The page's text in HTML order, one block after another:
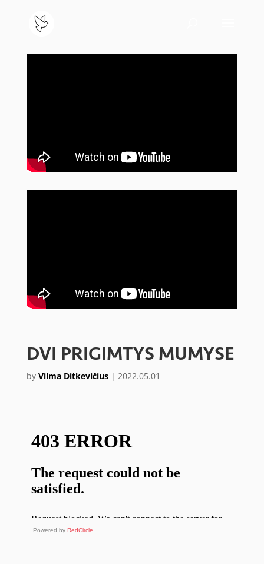
DVI PRIGIMTYS MUMYSE
by Vilma Ditkevičius| 2022.05.01
Powered by RedCircle